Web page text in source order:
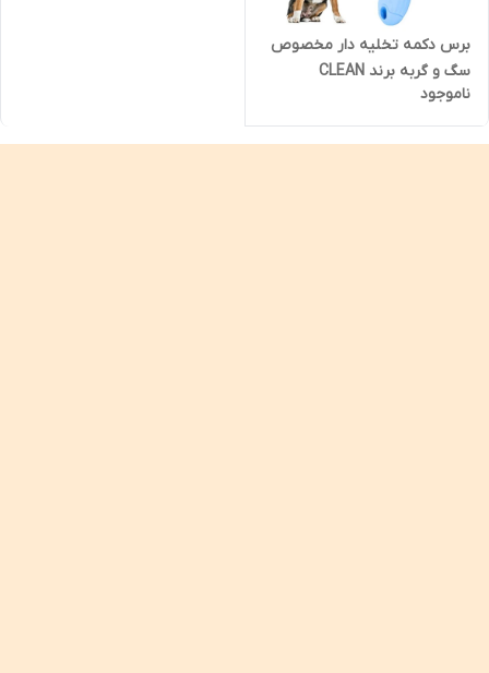
برس دکمه تخلیه دار مخصوص
سگ و گربه برند CLEAN
Horizontal B
ناموجود